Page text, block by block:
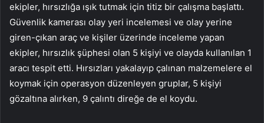
ekipler, hırsızlığa ışık tutmak için titiz bir çalışma başlattı.
Güvenlik kamerası olay yeri incelemesi ve olay yerine
giren-çıkan araç ve kişiler üzerinde inceleme yapan
ekipler, hırsızlık şüphesi olan 5 kişiyi ve olayda kullanılan 1
aracı tespit etti. Hırsızları yakalayıp çalınan malzemelere el
koymak için operasyon düzenleyen gruplar, 5 kişiyi
gözaltına alırken, 9 çalıntı direğe de el koydu.